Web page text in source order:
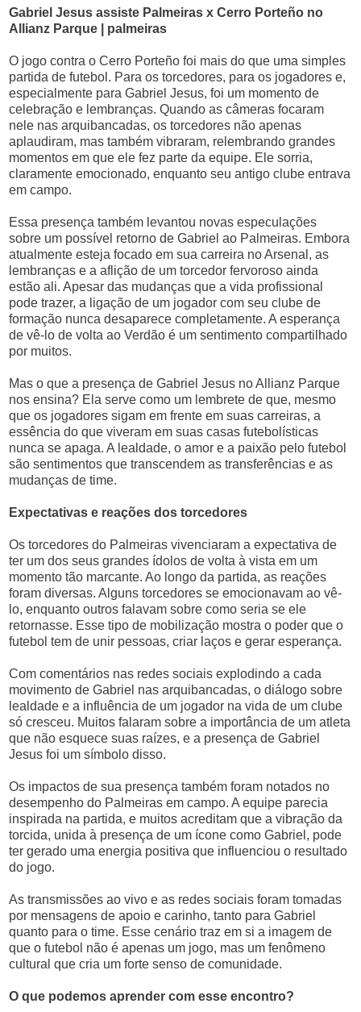
Gabriel Jesus assiste Palmeiras x Cerro Porteño no
Allianz Parque | palmeiras
O jogo contra o Cerro Porteño foi mais do que uma simples
partida de futebol. Para os torcedores, para os jogadores e,
especialmente para Gabriel Jesus, foi um momento de
celebração e lembranças. Quando as câmeras focaram
nele nas arquibancadas, os torcedores não apenas
aplaudiram, mas também vibraram, relembrando grandes
momentos em que ele fez parte da equipe. Ele sorria,
claramente emocionado, enquanto seu antigo clube entrava
em campo.
Essa presença também levantou novas especulações
sobre um possível retorno de Gabriel ao Palmeiras. Embora
atualmente esteja focado em sua carreira no Arsenal, as
lembranças e a aflição de um torcedor fervoroso ainda
estão ali. Apesar das mudanças que a vida profissional
pode trazer, a ligação de um jogador com seu clube de
formação nunca desaparece completamente. A esperança
de vê-lo de volta ao Verdão é um sentimento compartilhado
por muitos.
Mas o que a presença de Gabriel Jesus no Allianz Parque
nos ensina? Ela serve como um lembrete de que, mesmo
que os jogadores sigam em frente em suas carreiras, a
essência do que viveram em suas casas futebolísticas
nunca se apaga. A lealdade, o amor e a paixão pelo futebol
são sentimentos que transcendem as transferências e as
mudanças de time.
Expectativas e reações dos torcedores
Os torcedores do Palmeiras vivenciaram a expectativa de
ter um dos seus grandes ídolos de volta à vista em um
momento tão marcante. Ao longo da partida, as reações
foram diversas. Alguns torcedores se emocionavam ao vê-
lo, enquanto outros falavam sobre como seria se ele
retornasse. Esse tipo de mobilização mostra o poder que o
futebol tem de unir pessoas, criar laços e gerar esperança.
Com comentários nas redes sociais explodindo a cada
movimento de Gabriel nas arquibancadas, o diálogo sobre
lealdade e a influência de um jogador na vida de um clube
só cresceu. Muitos falaram sobre a importância de um atleta
que não esquece suas raízes, e a presença de Gabriel
Jesus foi um símbolo disso.
Os impactos de sua presença também foram notados no
desempenho do Palmeiras em campo. A equipe parecia
inspirada na partida, e muitos acreditam que a vibração da
torcida, unida à presença de um ícone como Gabriel, pode
ter gerado uma energia positiva que influenciou o resultado
do jogo.
As transmissões ao vivo e as redes sociais foram tomadas
por mensagens de apoio e carinho, tanto para Gabriel
quanto para o time. Esse cenário traz em si a imagem de
que o futebol não é apenas um jogo, mas um fenômeno
cultural que cria um forte senso de comunidade.
O que podemos aprender com esse encontro?